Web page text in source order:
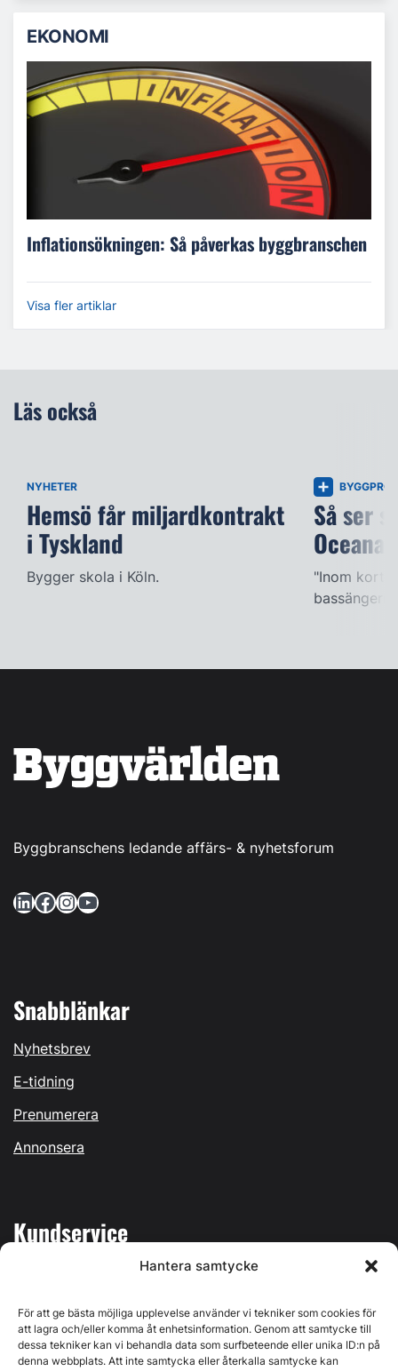
Hantera samtycke
För att ge bästa möjliga upplevelse använder vi tekniker som cookies för
att lagra och/eller komma åt enhetsinformation. Genom att samtycke till
dessa tekniker kan vi behandla data som surfbeteende eller unika ID:n på
denna webbplats. Att inte samtycka eller återkalla samtycke kan
EKONOMI
Inflationsökningen: Så påverkas byggbranschen
Visa fler artiklar
Läs också
NYHETER
Hemsö får miljardkontrakt
i Tyskland
Bygger skola i Köln.
Så ser
Oceana
"Inom kort
Byggbranschens ledande affärs- & nyhetsforum
LinkedIn Facebook InstagramYouTube
Snabblänkar
Nyhetsbrev
E-tidning
Prenumerera
Annonsera
Kundservice
Kontakta oss